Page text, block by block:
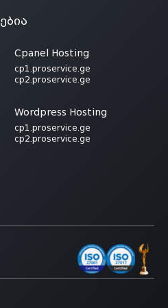
Cpanel Hosting
cp1.proservice.ge
cp2.proservice.ge
Wordpress Hosting
cp1.proservice.ge
cp2.proservice.ge